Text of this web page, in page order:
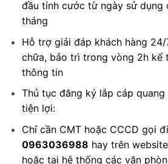
đầu tính cước từ ngày sử dụng
tháng
Hỗ trợ giải đáp khách hàng 24/
chữa, bảo trì trong vòng 2h kể
thông tin
Thủ tục đăng ký lắp cáp
tiện lợi:
Chỉ cần CMT hoặc CCCD gọi
0963036988 hay trên
hoặc tại hệ thống các văn